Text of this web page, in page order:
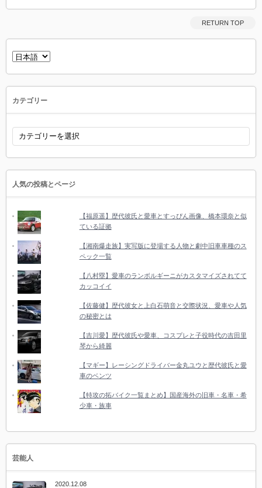
RETURN TOP
言
語
カテゴリー
カ
ゴ
リ
人気の投稿とページ
【福原遥】歴代彼氏と愛車とすっぴん画像、橋本環奈と似
ている証拠
【湘南爆走族】実写版に登場する人物と劇中旧車車種のス
ペック一覧
【八村塁】愛車のランボルギーニがカスタマイズされてて
カッコイイ
【佐藤健】歴代彼女と上白石萌音と交際状況、愛車や人気
の秘密とは
【吉川愛】歴代彼氏や愛車、コスプレと子役時代の吉田里
琴から綺麗
【マギー】レーシングドライバー金丸ユウと歴代彼氏と愛
車のベンツ
【特攻の拓バイク一覧まとめ】国産海外の旧車・名車・希
少車・族車
芸能人
2020.12.08